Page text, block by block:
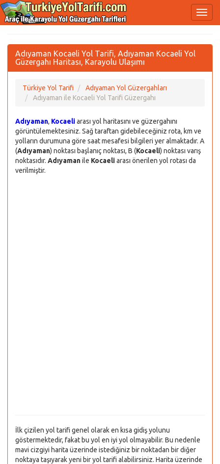
Adıyaman Kocaeli Yol Tarifi, Adıyaman Kocaeli Yol
Güzergahı Haritası, Karayolu Ulaşımı
Türkiye Yol Tarifi
Adıyaman Yol Güzergahları
Adıyaman ile Kocaeli Yol Tarifi Güzergahı
Adıyaman, Kocaeliarası yol haritasını ve güzergahını
görüntülemektesiniz. Sağ taraftan gidebileceğiniz rota, km ve
yolların durumuna göre saat mesafesi bilgileri yer almaktadır. A
(Adıyaman) noktası başlanıç noktası, B (Kocaeli) noktası varış
noktasıdır. Adıyamanile Kocaeliarası önerilen yol rotası da
verilmiştir.
İlk çizilen yol tarifi genel olarak en kısa gidiş yolunu
göstermektedir, fakat bu yol en iyi yol olmayabilir. Bu nedenle
mavi cizgiyi harita üzerinde istediğiniz bir noktadan bir diğer
noktaya taşıyarak yeni bir yol tarifi alabilirsiniz. Harita üzerinde